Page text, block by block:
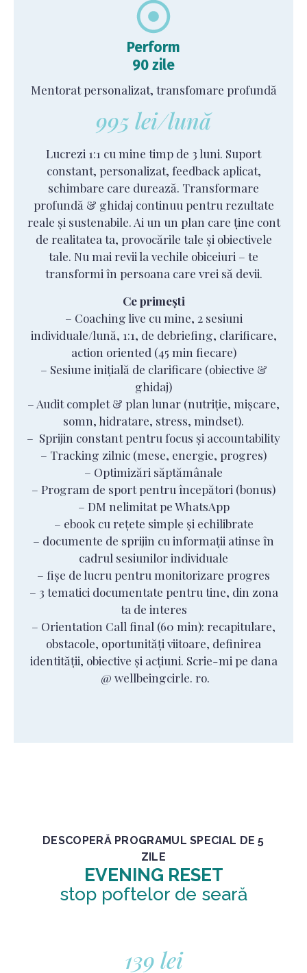
Perform
90 zile
Mentorat personalizat, transfomare profundă
995 lei/lună
Lucrezi 1:1 cu mine timp de 3 luni. Suport
constant, personalizat, feedback aplicat,
schimbare care durează. Transformare
profundă & ghidaj continuu pentru rezultate
reale și sustenabile. Ai un un plan care ține cont
de realitatea ta, provocările tale și obiectivele
tale. Nu mai revii la vechile obiceiuri – te
transformi în persoana care vrei să devii.
Ce primești
– Coaching live cu mine, 2 sesiuni
individuale/lună, 1:1, de debriefing, clarificare,
action oriented (45 min fiecare)
– Sesiune inițială de clarificare (obiective &
ghidaj)
– Audit complet & plan lunar (nutriție, mișcare,
somn, hidratare, stress, mindset).
– Sprijin constant pentru focus și accountability
– Tracking zilnic (mese, energie, progres)
– Optimizări săptămânale
– Program de sport pentru începători (bonus)
– DM nelimitat pe WhatsApp
– ebook cu rețete simple și echilibrate
– documente de sprijin cu informații atinse în
cadrul sesiunilor individuale
– fișe de lucru pentru monitorizare progres
– 3 tematici documentate pentru tine, din zona
ta de interes
– Orientation Call final (60 min): recapitulare,
obstacole, oportunități viitoare, definirea
identității, obiective și acțiuni. Scrie-mi pe dana
@ wellbeingcirle. ro.
DESCOPERĂ PROGRAMUL SPECIAL DE 5
ZILE
EVENING RESET
stop poftelor de seară
139 lei